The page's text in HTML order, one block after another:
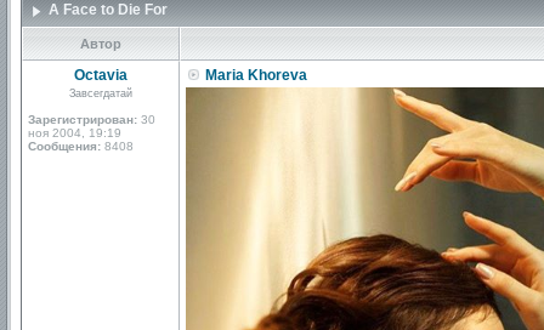
A Face to Die For
Автор
Octavia
Завсегдатай
Зарегистрирован: 30
ноя 2004, 19:19
Сообщения: 8408
Maria Khoreva